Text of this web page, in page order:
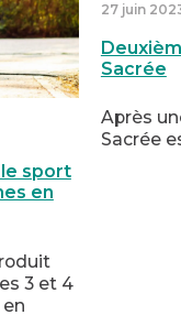
le sport
en
3 et 4
27 juin
Sacrée
Après
Sacrée